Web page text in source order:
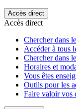
Accès direct
Accès direct
Chercher dans
Accéder à tous
Chercher dans
Horaires et
Vous êtes
Outils pour les
Faire valoir vos